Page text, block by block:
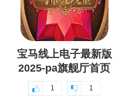
宝马线上电子最新版
2025-pa旗舰厅首页
1 1